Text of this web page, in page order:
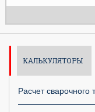
КАЛЬКУЛЯТОРЫ
Расчет